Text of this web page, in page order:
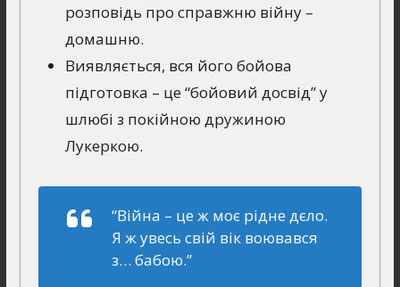
розповідь про справжню війну –
домашню.
Виявляється, вся його бойова
підготовка – це “бойовий досвід” у
шлюбі з покійною дружиною
Лукеркою.
“Вiйна – це ж моє рiдне дєло.
Я ж увесь свiй вiк воювався
з… бабою.”